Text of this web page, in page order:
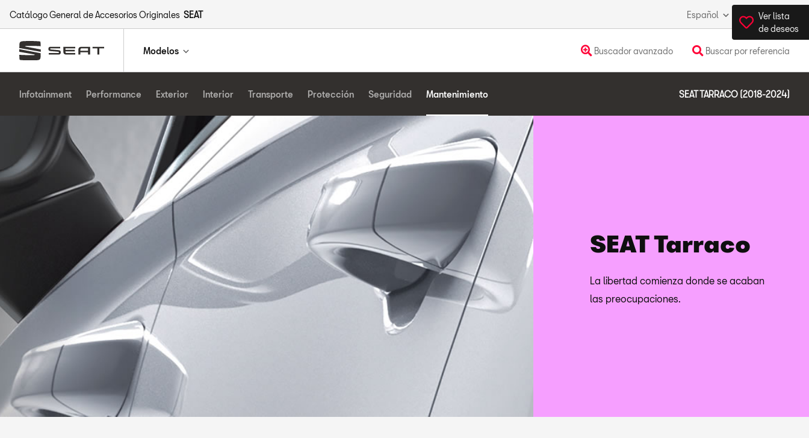
Catálogo General de Accesorios Originales SEAT Español España
Modelos Buscador avanzado Buscar por referencia
Ver lista
de deseos
Infotainment Performance Exterior Interior Transporte Protección Seguridad Mantenimiento SEAT TARRACO (2018-2024)
SEAT Tarraco
La libertad comienza donde se acaban
las preocupaciones.